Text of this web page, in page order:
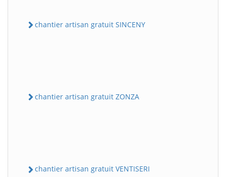
chantier artisan gratuit SINCENY
chantier artisan gratuit ZONZA
chantier artisan gratuit VENTISERI